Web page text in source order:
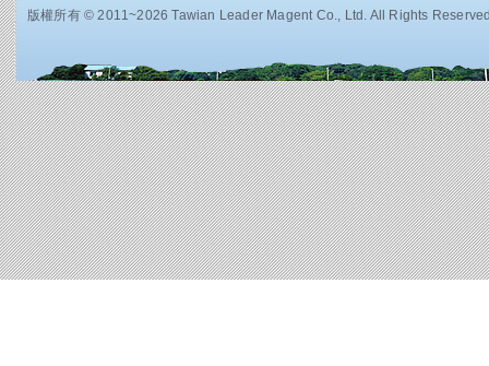
版權所有 © 2011~2026 Tawian Leader Magent Co., Ltd. All Rights